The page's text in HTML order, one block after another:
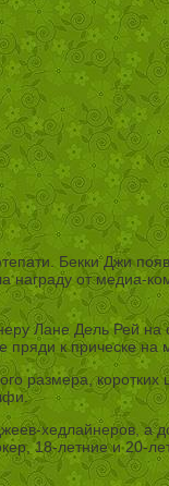
Бекки Джи
от медиа-
Лане Дель Рей
пряди к прическе на
размера,
хедлайнеров, а
18-летние и 20-